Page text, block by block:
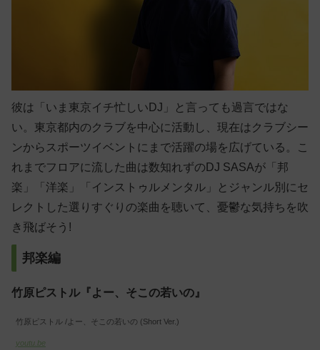
彼は「いま東京イチ忙しいDJ」と言っても過言ではな
い。東京都内のクラブを中心に活動し、現在はクラブシー
ンからスポーツイベントにまで活躍の場を広げている。こ
れまでフロアに流した曲は数知れずのDJ SASAが「邦
楽」「洋楽」「インストゥルメンタル」とジャンル別にセ
レクトした選りすぐりの楽曲を聴いて、憂鬱な気持ちを吹
き飛ばそう!
邦楽編
竹原ピストル『よー、そこの若いの』
竹原ピストル /よー、そこの若いの (Short Ver.)
youtu.be